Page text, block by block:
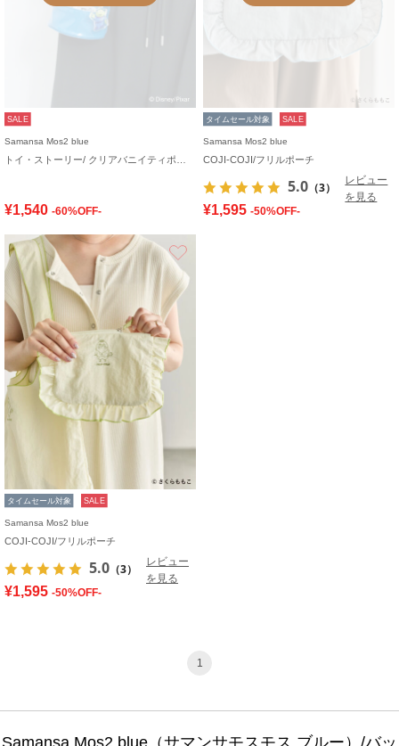
SALE
Samansa Mos2 blue
¥1,540 -60%OFF-
タイムセール対象 SALE
Samansa Mos2 blue
COJI-COJI/フリルポーチ
5.0 （3）
レビュー
を見る
¥1,595 -50%OFF-
タイムセール対象 SALE
Samansa Mos2 blue
COJI-COJI/フリルポーチ
5.0 （3）
レビュー
を見る
¥1,595 -50%OFF-
1
Samansa Mos2 blue（サマンサモスモス ブルー）/バッ